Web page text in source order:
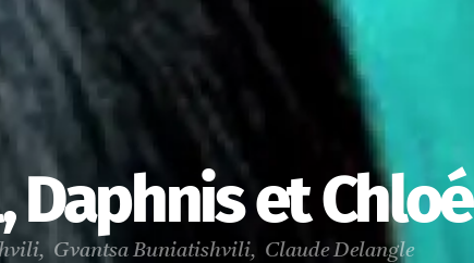
Daphnis et Chloé
Gvantsa Buniatishvili, Claude Delangle